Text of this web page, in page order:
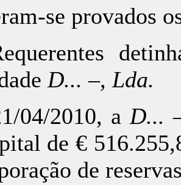
se provados
D... –, Lda.
04/2010, aD...
de €
de